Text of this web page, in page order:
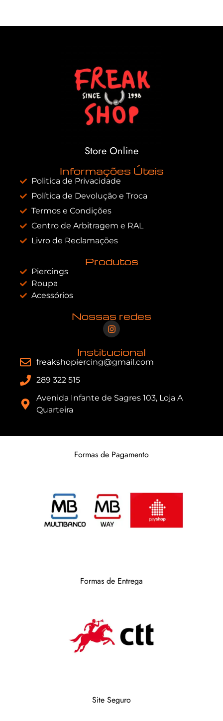
Store Online
Informações Úteis
Politica de Privacidade
Política de Devolução e Troca
Termos e Condições
Centro de Arbitragem e RAL
Livro de Reclamações
Produtos
Piercings
Roupa
Acessórios
Nossas redes
Institucional
freakshopiercing@gmail.com
289 322 515
Avenida Infante de Sagres 103, Loja A
Quarteira
Formas de Pagamento
Formas de Entrega
Site Seguro